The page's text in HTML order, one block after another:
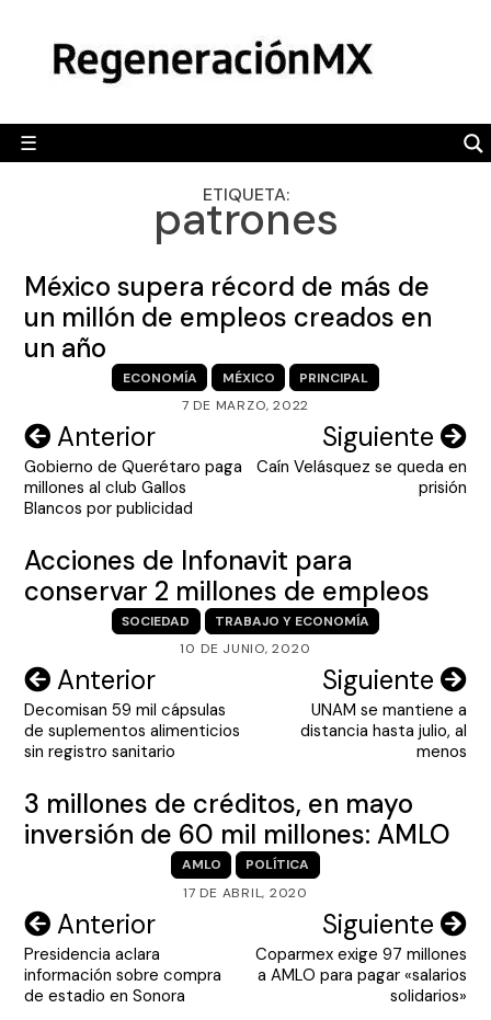
content
☰
POLÍTICA
CAMALEÓN
OPINIÓN
ENGLISH SECTION
ETIQUETA:
patrones
México supera récord de más de
un millón de empleos creados en
un año
ECONOMÍA MÉXICO
PRINCIPAL
7 DE MARZO, 2022
Navegación
de
entradas
Anterior
Gobierno de Querétaro paga
millones al club Gallos
Blancos por publicidad
Siguiente
Caín Velásquez se queda en
prisión
Acciones de Infonavit para
conservar 2 millones de empleos
SOCIEDAD
TRABAJO Y ECONOMÍA
10 DE JUNIO, 2020
Navegación
de
entradas
Anterior
Decomisan 59 mil cápsulas
de suplementos alimenticios
sin registro sanitario
Siguiente
UNAM se mantiene a
distancia hasta julio, al
menos
3 millones de créditos, en mayo
inversión de 60 mil millones: AMLO
AMLO
POLÍTICA
17 DE ABRIL, 2020
Navegación
de
entradas
Anterior
Presidencia aclara
información sobre compra
de estadio en Sonora
Siguiente
Coparmex exige 97 millones
a AMLO para pagar «salarios
solidarios»